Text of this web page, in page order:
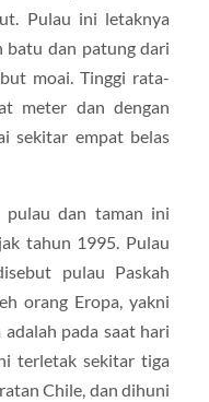
Pulau ini letaknya
batu dan patung dari
moai. Tinggi rata-
meter dan dengan
sekitar empat belas
pulau dan taman ini
tahun 1995. Pulau
pulau Paskah
orang Eropa, yakni
pada saat hari
terletak sekitar tiga
Chile, dan dihuni